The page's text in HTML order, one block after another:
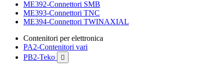
ME392-Connettori SMB
ME393-Connettori TNC
ME394-Connettori TWINAXIAL
Contenitori per elettronica
PA2-Contenitori vari
PB2-Teko
